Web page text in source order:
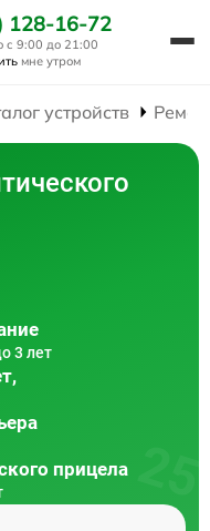
128-16-72
с 9:00 до 21:00
мне утром
устройств
3 лет
прицела